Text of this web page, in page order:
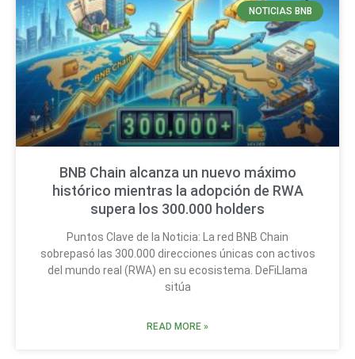
NOTICIAS BNB
BNB Chain alcanza un nuevo máximo
histórico mientras la adopción de RWA
supera los 300.000 holders
Puntos Clave de la Noticia: La red BNB Chain
sobrepasó las 300.000 direcciones únicas con activos
del mundo real (RWA) en su ecosistema. DeFiLlama
sitúa
READ MORE »